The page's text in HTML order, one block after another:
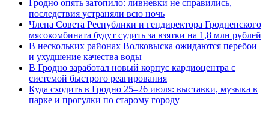
Гродно опять затопило: ливневки не справились,
последствия устраняли всю ночь
Члена Совета Республики и гендиректора Гродненского
мясокомбината будут судить за взятки на 1,8 млн рублей
В нескольких районах Волковыска ожидаются перебои
и ухудшение качества воды
В Гродно заработал новый корпус кардиоцентра с
системой быстрого реагирования
Куда сходить в Гродно 25–26 июля: выставки, музыка в
парке и прогулки по старому городу